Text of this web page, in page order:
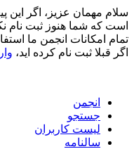
سلام مهمان عزیز، اگر این
است که شما هنوز ثبت نام
تمام امکانات انجمن ما
اگر قبلا ثبت نام کرده اید،
انجمن
جستجو
لیست کاربران
سالنامه